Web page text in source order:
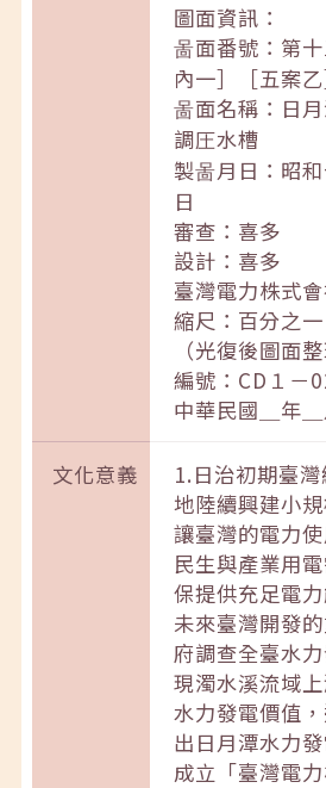
圖面資訊：
啚面番號：第
內一］［五案乙
啚面名稱：日
調圧水槽
製啚月日：昭
日
審查：喜多
設計：喜多
臺灣電力株式
縮尺：百分之一
（光復後圖面
編號：CD１－
中華民國＿年
文化意義
1.日治初期臺
地陸續興建小
讓臺灣的電力
民生與產業用
保提供充足電
未來臺灣開發
府調查全臺水
現濁水溪流域
水力發電價值
出日月潭水力
成立「臺灣電